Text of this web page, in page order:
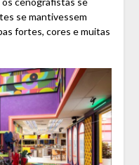
se mantivessem
fortes, cores e muitas